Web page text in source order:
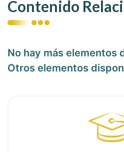
Contenido
No hay más elementos
Otros elementos